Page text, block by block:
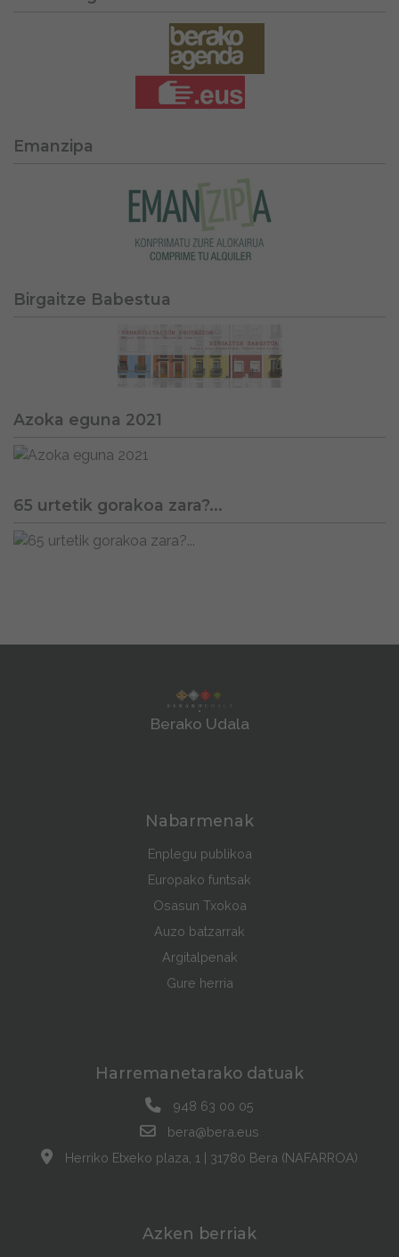
Emanzipa
Birgaitze Babestua
Azoka eguna 2021
65 urtetik gorakoa zara?...
Berako Udala
Nabarmenak
Enplegu publikoa
Europako funtsak
Osasun Txokoa
Auzo batzarrak
Argitalpenak
Gure herria
Harremanetarako datuak
948 63 00 05
bera@bera.eus
Herriko Etxeko plaza, 1 | 31780 Bera (NAFARROA)
Azken berriak